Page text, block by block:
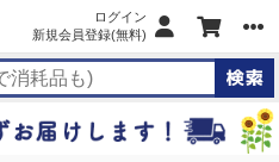
ログイン
新規会員登録(無料)